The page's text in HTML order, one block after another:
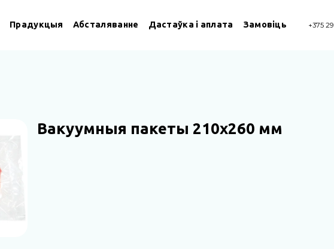
Прадукцыя Абсталяванне Дастаўка і аплата Замовіць +375 29
Вакуумныя пакеты 210х260 мм